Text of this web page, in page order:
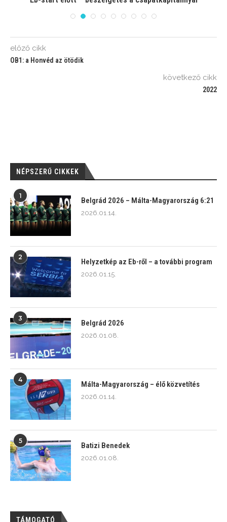
előző cikk
OB1: a Honvéd az ötödik
következő cikk
2022
NÉPSZERŰ CIKKEK
1
Belgrád 2026 – Málta-Magyarország 6:21
2026.01.14.
2
Helyzetkép az Eb-ről – a további program
2026.01.15.
3
Belgrád 2026
2026.01.08.
4
Málta-Magyarország – élő közvetítés
2026.01.14.
5
Batizi Benedek
2026.01.08.
TÁMOGATÓ